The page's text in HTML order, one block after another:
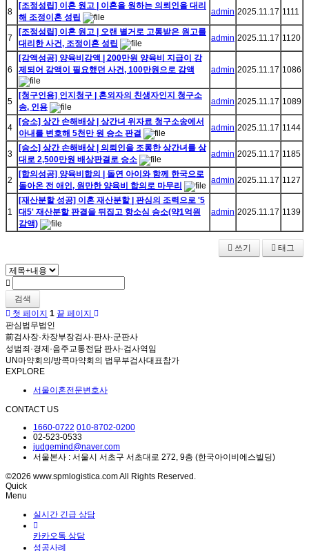
8
[조정성립] 이혼 원고 | 이혼을 원하는 의뢰인을 대리
해 조정이혼 성립
admin 2025.11.17 1111
7
[조정성립] 이혼 원고 | 오랜 별거로 고통받은 원고를
대리한 사건, 조정이혼 성립
admin 2025.11.17 1120
6
[감액성공] 양육비감액 | 200만원 양육비 지급이 강
제되어 감액이 필요했던 사건, 100만원으로 감액
admin 2025.11.17 1086
5
[청구인용] 인지청구 | 혼외자의 친생자인지 청구소
송, 인용
admin 2025.11.17 1089
4
[승소] 상간 손해배상 | 상간녀 위자료 청구소송에서
아내를 변호해 5천만 원 승소 판결
admin 2025.11.17 1144
3
[승소] 상간 손해배상 | 의뢰인을 조롱한 상간녀를 상
대로 2,500만원 배상판결로 승소
admin 2025.11.17 1185
2
[합의성공] 양육비합의 | 돌연 아이와 함께 한국으로
돌아온 전 애인, 원만한 양육비 합의로 마무리
admin 2025.11.17 1127
1
[재산분할 성공] 이혼 재산분할 | 판심의 조력으로 '5
대5' 재산분할 판결을 뒤집고 항소심 승소(약1억원
감액)
admin 2025.11.17 1139
쓰기 태그
검색
첫 페이지 1 끝 페이지
판심법무법인
前검사장·차장부장검사·판사·군판사
성범죄·경제·음주교통전담 판사·검사역임
UN마약회의/방콕마약회의 법무부검사대표참가
EXPLORE
서울이혼전문변호사
CONTACT US
1660-0722 010-8702-0200
02-523-0533
judgemind@naver.com
서울본사 : 서울시 서초구 서초대로 272, 9층 (한국아이비에스빌딩)
©2026 www.spmlogistica.com All Rights Reserved.
Quick
Menu
실시간 긴급 상담
카카오톡 상담
성공사례